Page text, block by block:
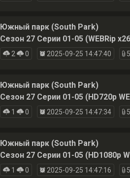
Южный парк (South Park)
Сезон 27 Серии 01-05 (WEBRip
2 0 2025-09-25 14:47:40 5
Южный парк (South Park)
Сезон 27 Серии 01-05 (HD720p
1 0 2025-09-25 14:47:34 5
Южный парк (South Park)
Сезон 27 Серии 01-05 (HD1080p
1 0 2025-09-25 14:47:16 5